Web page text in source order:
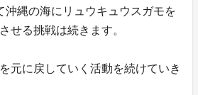
沖縄の海にリュウキュウスガモを
せる挑戦は続きます。
元に戻していく活動を続けていき